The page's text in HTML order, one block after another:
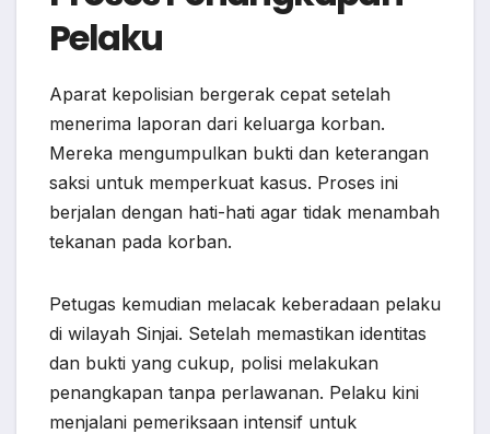
Pelaku
Aparat kepolisian bergerak cepat setelah
menerima laporan dari keluarga korban.
Mereka mengumpulkan bukti dan keterangan
saksi untuk memperkuat kasus. Proses ini
berjalan dengan hati-hati agar tidak menambah
tekanan pada korban.
Petugas kemudian melacak keberadaan pelaku
di wilayah Sinjai. Setelah memastikan identitas
dan bukti yang cukup, polisi melakukan
penangkapan tanpa perlawanan. Pelaku kini
menjalani pemeriksaan intensif untuk